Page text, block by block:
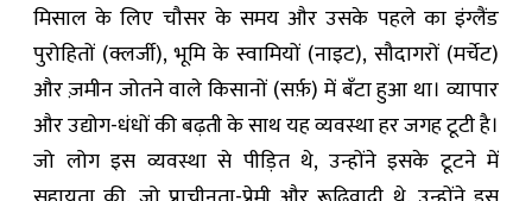
मिसाल के लिए चौसर के समय और उसके पहले का इंग्लैंड
पुरोहितों (क्लर्जी), भूमि के स्वामियों (नाइट), सौदागरों (मर्चेट)
और ज़मीन जोतने वाले किसानों (सर्फ़) में बँटा हुआ था। व्यापार
और उद्योग-धंधों की बढ़ती के साथ यह व्यवस्था हर जगह टूटी है।
जो लोग इस व्यवस्था से पीड़ित थे, उन्होंने इसके टूटने में